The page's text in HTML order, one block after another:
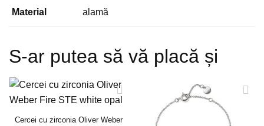
Material alamă
S-ar putea să vă placă și
Cercei cu zirconia Oliver Weber